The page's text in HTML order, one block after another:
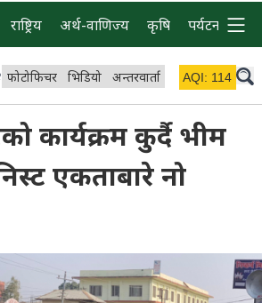
राष्ट्रिय अर्थ-वाणिज्य कृषि पर्यटन प्रवास
फोटोफिचर भिडियो अन्तरवार्ता विचार/ब्लग
AQI: 114
कार्यक्रम कुर्दै भीम
एकताबारे नो